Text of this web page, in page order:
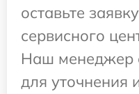
оставьте
сервисного
Наш менеджер
для уточнения